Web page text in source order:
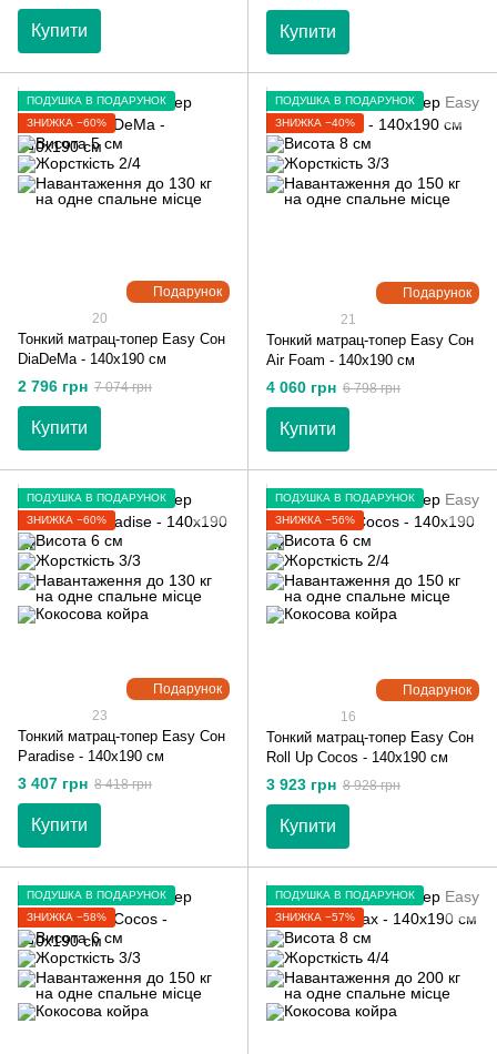
Купити Купити
Подарунок
ПОДУШКА В ПОДАРУНОК
ЗНИЖКА −60%
20
Тонкий матрац-топер Easy Сон
DiaDeMa - 140х190 см
2 796 грн 7 074 грн
Купити
Подарунок
ПОДУШКА В ПОДАРУНОК
ЗНИЖКА −40%
21
Тонкий матрац-топер Easy Сон
Air Foam - 140х190 см
4 060 грн 6 798 грн
Купити
Подарунок
ПОДУШКА В ПОДАРУНОК
ЗНИЖКА −60%
23
Тонкий матрац-топер Easy Сон
Paradise - 140х190 см
3 407 грн 8 418 грн
Купити
Подарунок
ПОДУШКА В ПОДАРУНОК
ЗНИЖКА −56%
16
Тонкий матрац-топер Easy Сон
Roll Up Cocos - 140х190 см
3 923 грн 8 928 грн
Купити
ПОДУШКА В ПОДАРУНОК
ЗНИЖКА −58%
ПОДУШКА В ПОДАРУНОК
ЗНИЖКА −57%